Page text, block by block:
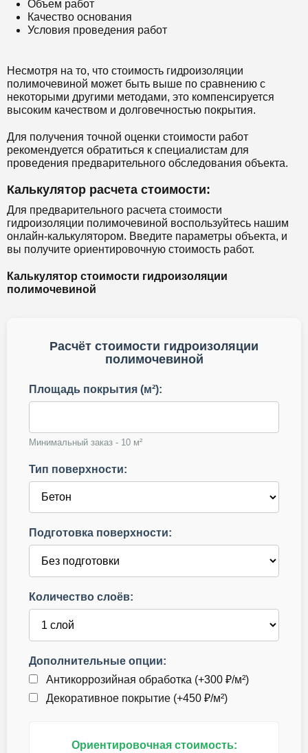
Объем работ
Качество основания
Условия проведения работ
Несмотря на то, что стоимость гидроизоляции
полимочевиной может быть выше по сравнению с
некоторыми другими методами, это компенсируется
высоким качеством и долговечностью покрытия.
Для получения точной оценки стоимости работ
рекомендуется обратиться к специалистам для
проведения предварительного обследования объекта.
Калькулятор расчета стоимости:
Для предварительного расчета стоимости
гидроизоляции полимочевиной воспользуйтесь нашим
онлайн-калькулятором. Введите параметры объекта, и
вы получите ориентировочную стоимость работ.
Калькулятор стоимости гидроизоляции
полимочевиной
Расчёт стоимости гидроизоляции
полимочевиной
Площадь покрытия (м²):
Минимальный заказ - 10 м²
Тип поверхности:
Подготовка поверхности:
Количество слоёв:
Дополнительные опции:
Антикоррозийная обработка (+300 ₽/м²)
Декоративное покрытие (+450 ₽/м²)
Ориентировочная стоимость: